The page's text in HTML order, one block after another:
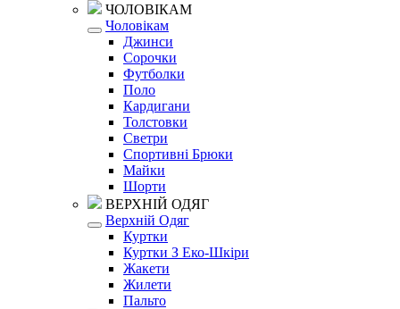
ЧОЛОВІКАМ
Чоловікам
Джинси
Сорочки
Футболки
Поло
Кардигани
Толстовки
Светри
Спортивні Брюки
Майки
Шорти
ВЕРХНІЙ ОДЯГ
Верхній Одяг
Куртки
Куртки З Еко-Шкіри
Жакети
Жилети
Пальто